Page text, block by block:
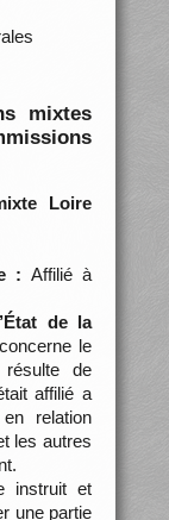
mixtes
Loire
: Affilié à
de la
le
de
affilié a
relation
les autres
instruit et
une partie